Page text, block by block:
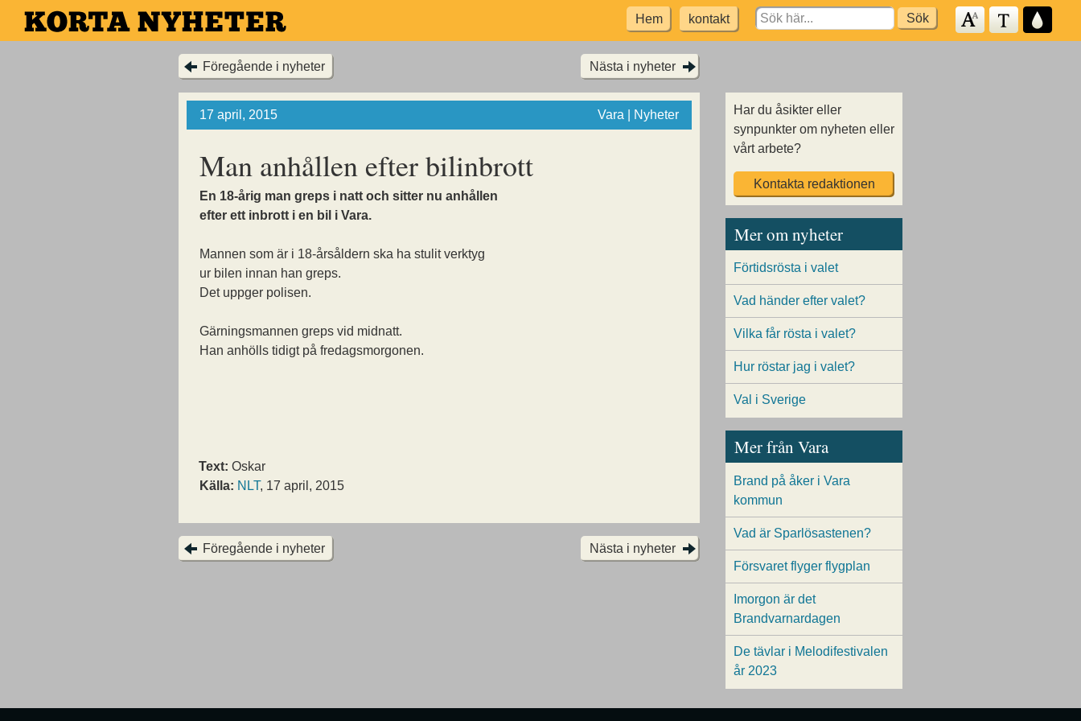
Hoppa
till
Hem kontakt
Search
for:
Föregående i nyheter Nästa i nyheter
17 april, 2015 Vara | Nyheter
Man anhållen efter bilinbrott
En 18-årig man greps i natt och sitter nu anhållen
efter ett inbrott i en bil i Vara.
Mannen som är i 18-årsåldern ska ha stulit verktyg
ur bilen innan han greps.
Det uppger polisen.
Gärningsmannen greps vid midnatt.
Han anhölls tidigt på fredagsmorgonen.
Text: Oskar
Källa: NLT, 17 april, 2015
Föregående i nyheter Nästa i nyheter
Har du åsikter eller
synpunkter om nyheten eller
vårt arbete?
Kontakta redaktionen
Mer om nyheter
Förtidsrösta i valet
Vad händer efter valet?
Vilka får rösta i valet?
Hur röstar jag i valet?
Val i Sverige
Mer från Vara
Brand på åker i Vara
kommun
Vad är Sparlösastenen?
Försvaret flyger flygplan
Imorgon är det
Brandvarnardagen
De tävlar i Melodifestivalen
år 2023